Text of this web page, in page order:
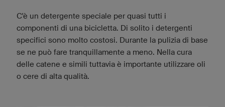
C'è un detergente speciale per quasi tutti i
componenti di una bicicletta. Di solito i detergenti
specifici sono molto costosi. Durante la pulizia di base
se ne può fare tranquillamente a meno. Nella cura
delle catene e simili tuttavia è importante utilizzare oli
o cere di alta qualità.